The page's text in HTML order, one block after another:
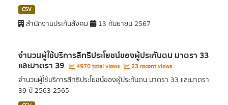
CSV
สำนักงานประกันสังคม 13 กันยายน 2567
จำนวนผู้ใช้บริการสิทธิประโยชน์ของผู้ประกันตน มาตรา 33
และมาตรา 39 4970 total views 23 recent views
จำนวนผู้ใช้บริการสิทธิประโยชน์ของผู้ประกันตน มาตรา 33 และมาตรา
39 ปี 2563-2565